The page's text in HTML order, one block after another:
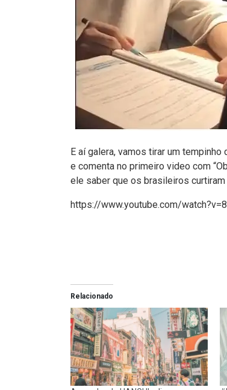
E aí galera, vamos tirar um
e comenta no primeiro video com
ele saber que os brasileiros
https://www.youtube.com/
Relacionado